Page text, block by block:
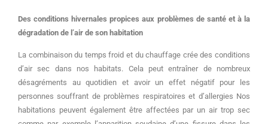
Des conditions hivernales propices aux problèmes de santé et à la
dégradation de l’air de son habitation
La combinaison du temps froid et du chauffage crée des conditions
d’air sec dans nos habitats. Cela peut entraîner de nombreux
désagréments au quotidien et avoir un effet négatif pour les
personnes souffrant de problèmes respiratoires et d’allergies Nos
habitations peuvent également être affectées par un air trop sec